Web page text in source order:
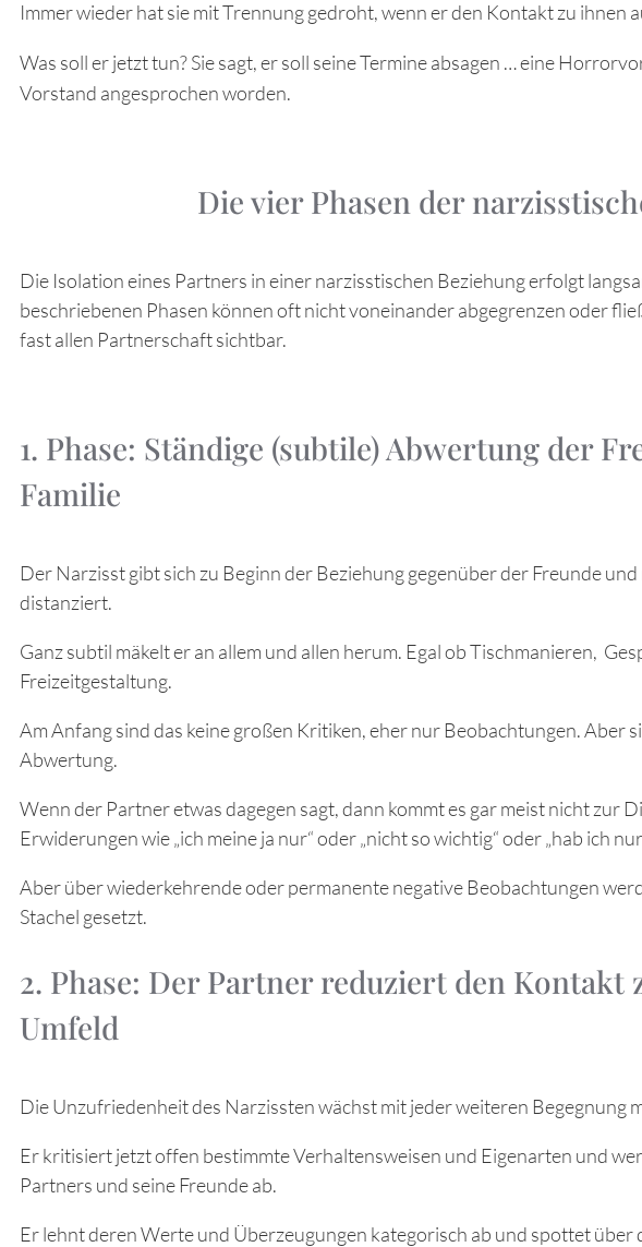
Immer wieder hat sie mit Trennung gedroht, wenn er den Kontakt zu ihnen
Was soll er jetzt tun? Sie sagt, er soll seine Termine absagen … eine
Vorstand angesprochen worden.
Die vier Phasen der
Die Isolation eines Partners in einer narzisstischen Beziehung erfolgt
beschriebenen Phasen können oft nicht voneinander abgegrenzen oder
fast allen Partnerschaft sichtbar.
1. Phase: Ständige (subtile) Abwertung der
Familie
Der Narzisst gibt sich zu Beginn der Beziehung gegenüber der Freunde
distanziert.
Ganz subtil mäkelt er an allem und allen herum. Egal ob Tischmanieren,
Freizeitgestaltung.
Am Anfang sind das keine großen Kritiken, eher nur Beobachtungen. Aber
Abwertung.
Wenn der Partner etwas dagegen sagt, dann kommt es gar meist nicht zur
Erwiderungen wie „ich meine ja nur“ oder „nicht so wichtig“ oder „hab ich
Aber über wiederkehrende oder permanente negative Beobachtungen
Stachel gesetzt.
2. Phase: Der Partner reduziert den Kontakt
Umfeld
Die Unzufriedenheit des Narzissten wächst mit jeder weiteren Begegnung
Er kritisiert jetzt offen bestimmte Verhaltensweisen und Eigenarten und
Partners und seine Freunde ab.
Er lehnt deren Werte und Überzeugungen kategorisch ab und spottet über